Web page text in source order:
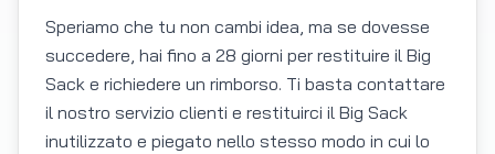
Speriamo che tu non cambi idea, ma se dovesse
succedere, hai fino a 28 giorni per restituire il Big
Sack e richiedere un rimborso. Ti basta contattare
il nostro servizio clienti e restituirci il Big Sack
inutilizzato e piegato nello stesso modo in cui lo